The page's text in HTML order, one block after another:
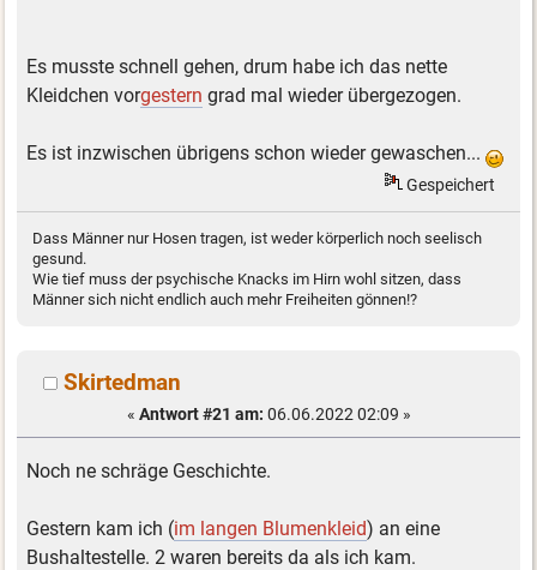
Es musste schnell gehen, drum habe ich das nette
Kleidchen vorgestern grad mal wieder übergezogen.
Es ist inzwischen übrigens schon wieder gewaschen...
Gespeichert
Dass Männer nur Hosen tragen, ist weder körperlich noch seelisch
gesund.
Wie tief muss der psychische Knacks im Hirn wohl sitzen, dass
Männer sich nicht endlich auch mehr Freiheiten gönnen!?
Skirtedman
« Antwort #21 am: 06.06.2022 02:09 »
Noch ne schräge Geschichte.
Gestern kam ich (im langen Blumenkleid) an eine
Bushaltestelle. 2 waren bereits da als ich kam.